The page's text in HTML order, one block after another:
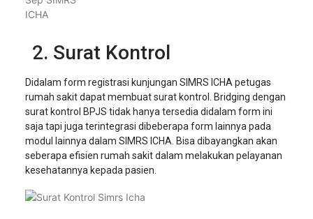
Surat Kontrol
Didalam form registrasi kunjungan SIMRS ICHA petugas
rumah sakit dapat membuat surat kontrol. Bridging dengan
surat kontrol BPJS tidak hanya tersedia didalam form ini
saja tapi juga terintegrasi dibeberapa form lainnya pada
modul lainnya dalam SIMRS ICHA. Bisa dibayangkan akan
seberapa efisien rumah sakit dalam melakukan pelayanan
kesehatannya kepada pasien.